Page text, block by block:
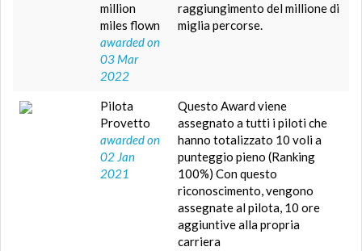
million
miles flown
awarded on
03 Mar
2022
raggiungimento del millione di
miglia percorse.
Pilota
Provetto
awarded on
02 Jan
2021
Questo Award viene
assegnato a tutti i piloti che
hanno totalizzato 10 voli a
punteggio pieno (Ranking
100%) Con questo
riconoscimento, vengono
assegnate al pilota, 10 ore
aggiuntive alla propria
carriera